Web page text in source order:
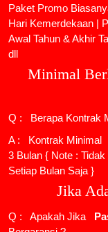
Paket Promo
Hari Kemerdekaan |
Awal Tahun & Akhir
dll
Minimal
Q : Berapa Kontrak
A : Kontrak Minimal
3 Bulan { Note :
Setiap Bulan Saja }
Jika
Q : Apakah Jika